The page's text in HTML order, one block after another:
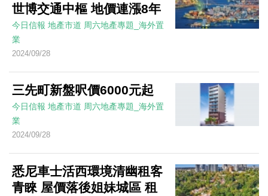
世博交通中樞 地價連漲8年
今日信報 地產市道 周六地產專題_海外置
業
2024/09/28
三先町新盤呎價6000元起
今日信報 地產市道 周六地產專題_海外置
業
2024/09/28
悉尼車士活西環境清幽租客
青睞 屋價落後姐妹城區 租